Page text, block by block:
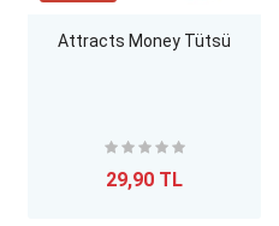
Attracts Money Tütsü
29,90 TL